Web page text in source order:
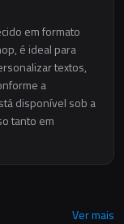
em formato
é ideal para
textos,
a
disponível sob a
tanto em
Ver mais